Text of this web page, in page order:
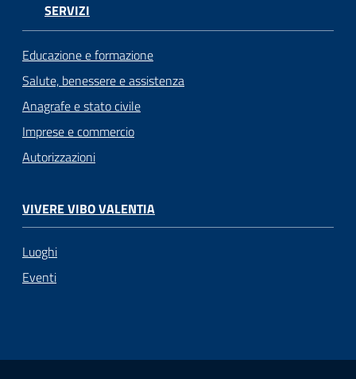
SERVIZI
Educazione e formazione
Salute, benessere e assistenza
Anagrafe e stato civile
Imprese e commercio
Autorizzazioni
VIVERE VIBO VALENTIA
Luoghi
Eventi